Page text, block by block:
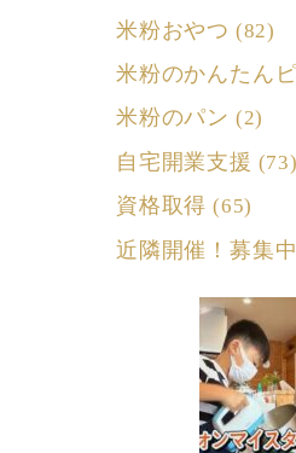
米粉おやつ (82)
米粉のかんたん
米粉のパン (2)
自宅開業支援 (73)
資格取得 (65)
近隣開催！募集